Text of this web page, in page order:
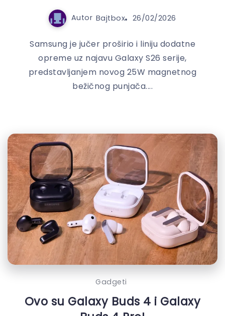
Autor Bajtbox 26/02/2026
Samsung je jučer proširio i liniju dodatne
opreme uz najavu Galaxy S26 serije,
predstavljanjem novog 25W magnetnog
bežičnog punjača....
Gadgeti
Ovo su Galaxy Buds 4 i Galaxy